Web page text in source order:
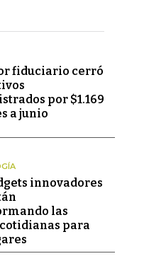
fiduciario cerró
por $1.169
a junio
innovadores
las
para